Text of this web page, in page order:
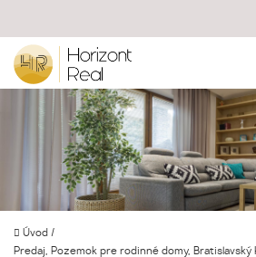
Úvod /
Predaj, Pozemok pre rodinné domy, Bratislavský